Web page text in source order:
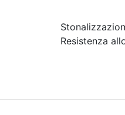
Resistenza